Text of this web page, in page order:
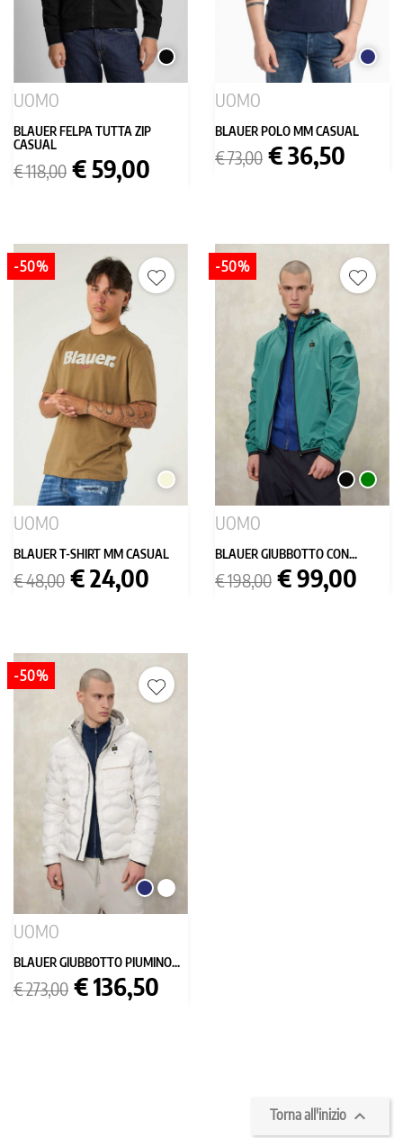
NERO
UOMO
BLAUER FELPA TUTTA ZIP
CASUAL
Prezzo
base
€ 118,00 Prezzo
€ 59,00
BLU
UOMO
BLAUER POLO MM CASUAL
Prezzo
base
€ 73,00 Prezzo
€ 36,50
BEIGE
UOMO
BLAUER T-SHIRT MM CASUAL
Prezzo
base
€ 48,00 Prezzo
€ 24,00
-50%
NEROVERDE
UOMO
BLAUER GIUBBOTTO CON...
Prezzo
base
€ 198,00 Prezzo
€ 99,00
-50%
BLU
SCURO
BIANCO
UOMO
BLAUER GIUBBOTTO PIUMINO...
Prezzo
base
€ 273,00 Prezzo
€ 136,50
-50%
Torna all'inizio 